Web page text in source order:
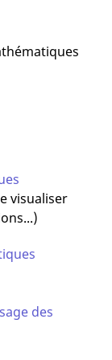
visualiser
des